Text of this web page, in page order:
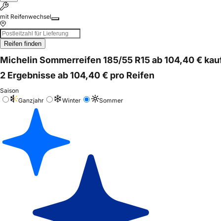
mit Reifenwechsel
Reifen finden
Michelin Sommerreifen 185/55 R15 ab 104,40 €
2 Ergebnisse ab 104,40 € pro Reifen
Saison
Ganzjahr
Winter Sommer